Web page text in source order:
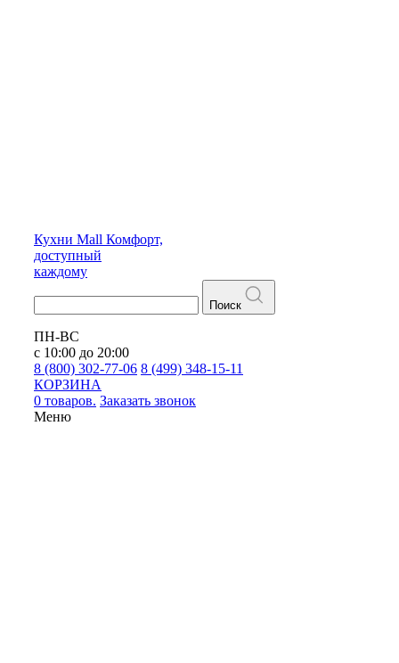
Кухни Mall Комфорт,
доступный
каждому
Поиск
ПН-ВС
с 10:00 до 20:00
8 (800) 302-77-06 8 (499) 348-15-11
КОРЗИНА
0 товаров. Заказать звонок
Меню